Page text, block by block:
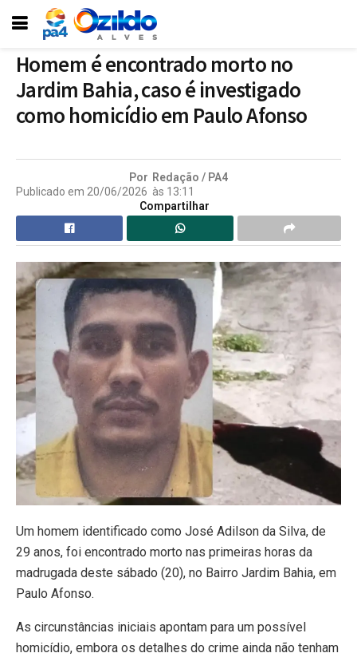
Homem é encontrado morto no
Jardim Bahia, caso é investigado
como homicídio em Paulo Afonso
Por Redação / PA4
Publicado em 20/06/2026 às 13:11
Compartilhar
Um homem identificado como José Adilson da Silva, de
29 anos, foi encontrado morto nas primeiras horas da
madrugada deste sábado (20), no Bairro Jardim Bahia, em
Paulo Afonso.
As circunstâncias iniciais apontam para um possível
homicídio, embora os detalhes do crime ainda não tenham